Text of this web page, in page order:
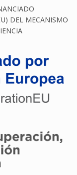
DEL MECANISMO